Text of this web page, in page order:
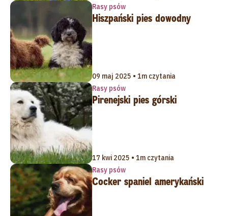
Rasy psów
Hiszpański pies dowodny
09 maj 2025 • 1m czytania
Rasy psów
Pirenejski pies górski
17 kwi 2025 • 1m czytania
Rasy psów
Cocker spaniel amerykański